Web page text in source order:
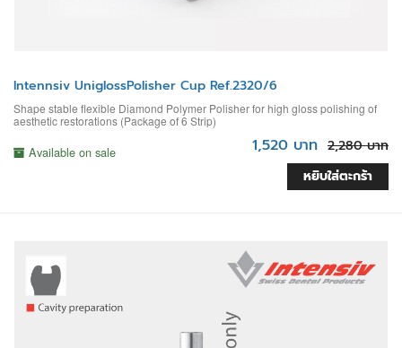
Intennsiv UniglossPolisher Cup Ref.2320/6
Shape stable flexible Diamond Polymer Polisher for high gloss polishing of
aesthetic restorations (Package of 6 Strip)
Available on sale 1,520 บาท 2,280 บาท
หยิบใส่ตะกร้า